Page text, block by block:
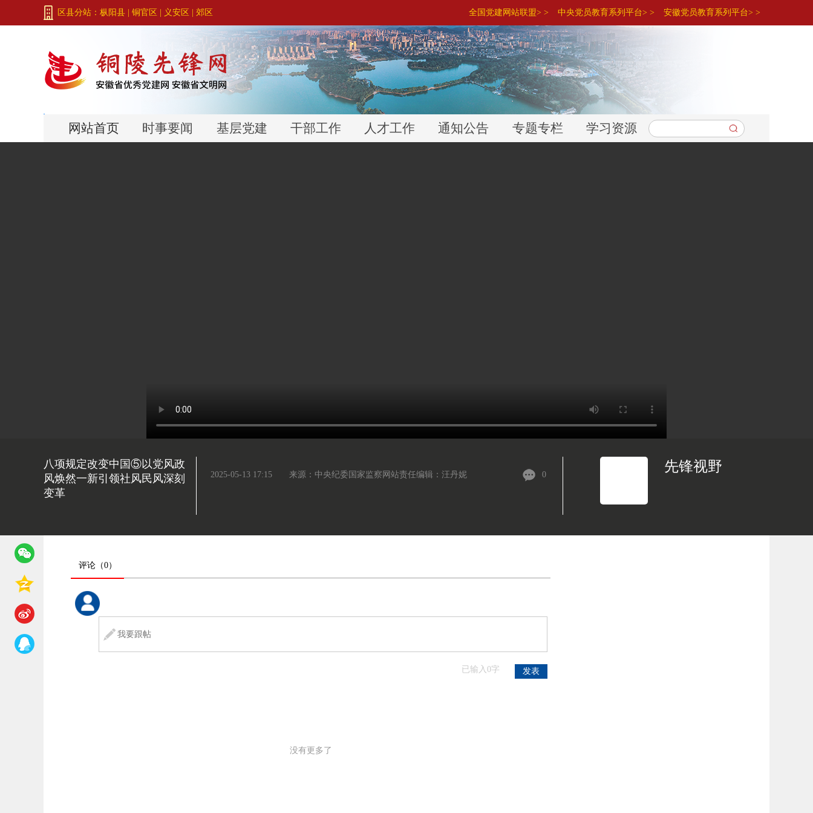
区县分站： 枞阳县 铜官区 义安区 郊区 全国党建网站联盟> > 中央党员教育系列平台> > 安徽党员教育系列平台> >
网站首页 时事要闻 基层党建 干部工作 人才工作 通知公告 专题专栏 学习资源
八项规定改变中国⑤以党风政
风焕然一新引领社风民风深刻
变革
2025-05-13 17:15 来源：中央纪委国家监察网站责任编辑：汪丹妮 0
先锋视野
评论（0）
已输入0字
没有更多了